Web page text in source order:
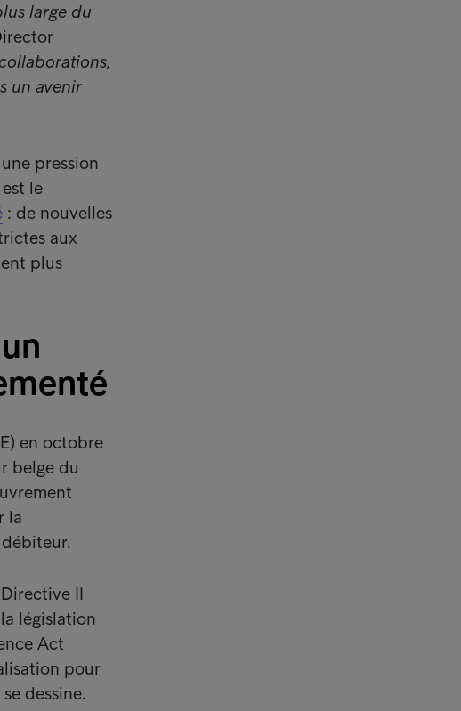
large du
un avenir
pression
le
: de nouvelles
aux
plus
en octobre
belge du
la
II
législation
Act
pour
dessine.